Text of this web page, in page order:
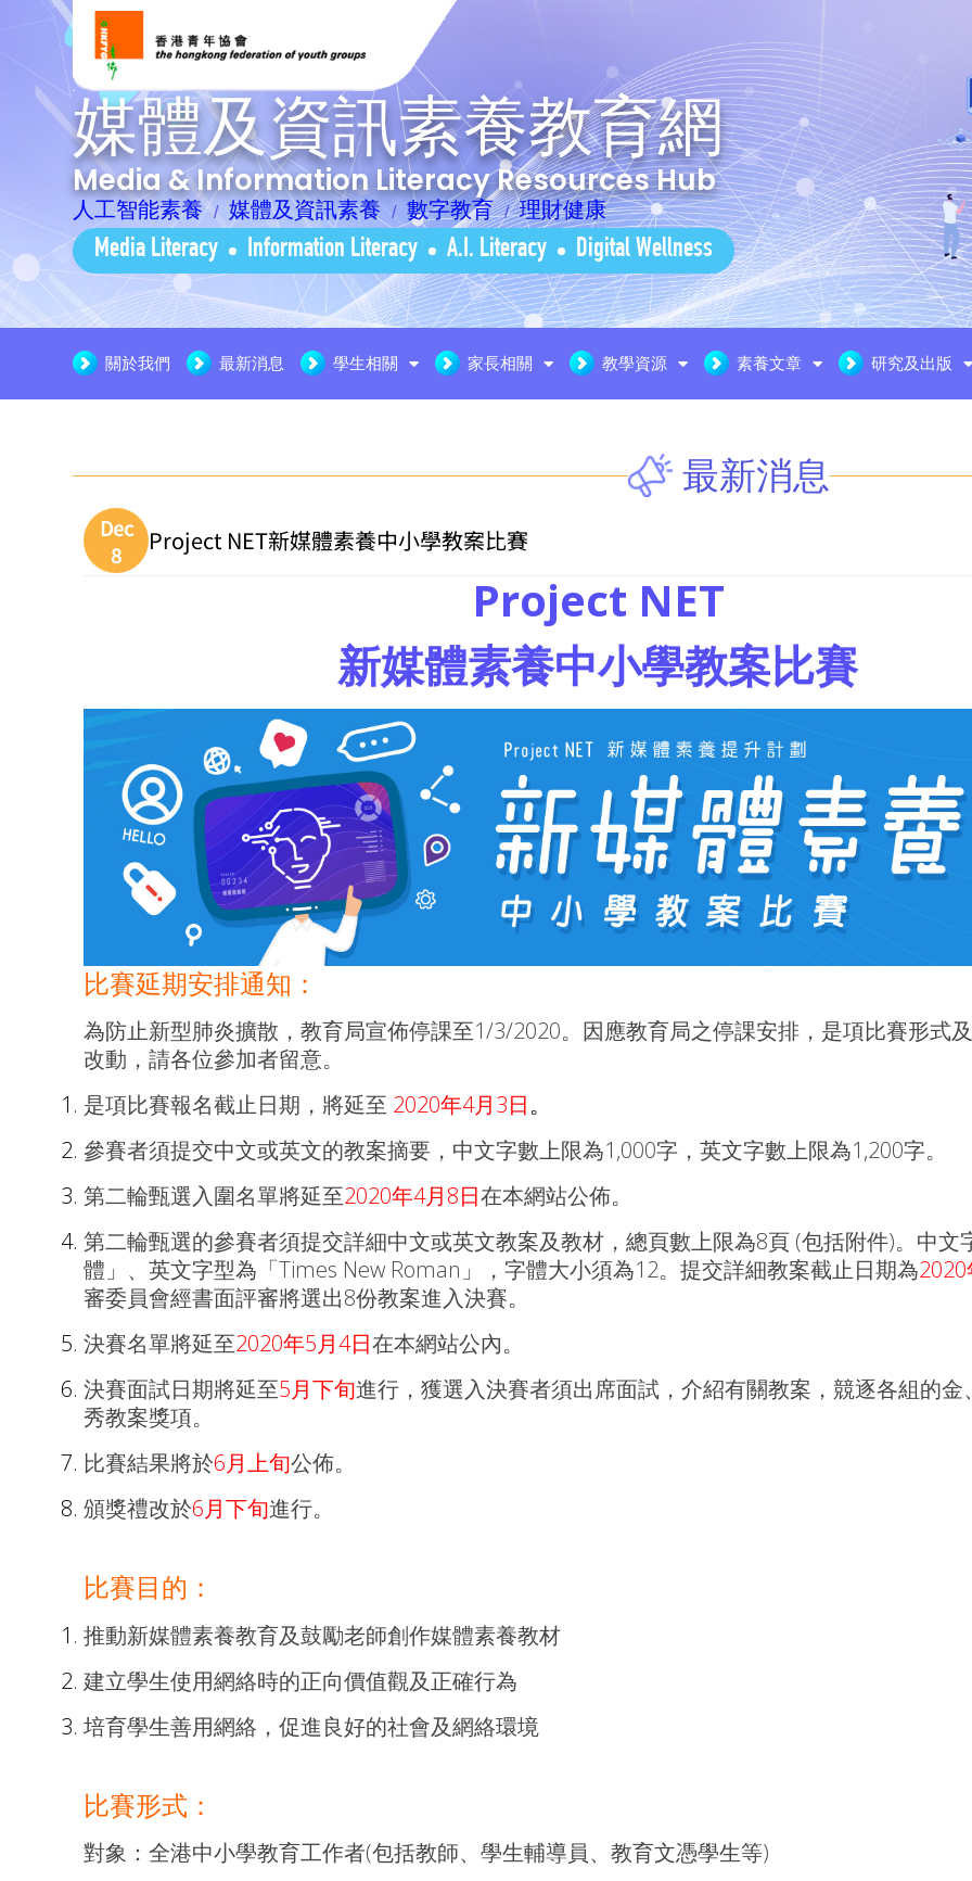
媒體及資訊素養教育網
Media & Information Literacy Resources Hub
人工智能素養 媒體及資訊素養 數字教育 理財健康
Media Literacy Information Literacy A.I. Literacy Digital Wellness
關於我們 最新消息 學生相關 家長相關 教學資源 素養文章 研究及出版
最新消息
Dec
8
Project NET新媒體素養中小學教案比賽
Project NET
新媒體素養中小學教案比賽
比賽延期安排通知 ：
為防止新型肺炎擴散，教育局宣佈停課至1/3/2020。因應教育局之停課安排，是項比賽形式
改動，請各位參加者留意。
是項比賽報名截止日期，將延至 2020年4月3日。
參賽者須提交中文或英文的教案摘要，中文字數上限為1,000字，英文字數上限為1,200字。
第二輪甄選入圍名單將延至2020年4月8日在本網站公佈。
第二輪甄選的參賽者須提交詳細中文或英文教案及教材，總頁數上限為8頁 (包括附件)。中文
體」、英文字型為「Times New Roman」，字體大小須為12。提交詳細教案截止日期為
審委員會經書面評審將選出8份教案進入決賽。
決賽名單將延至2020年5月4日在本網站公內。
決賽面試日期將延至5月下旬進行，獲選入決賽者須出席面試，介紹有關教案，競逐各組的金
秀教案獎項。
比賽結果將於6月上旬公佈。
頒獎禮改於6月下旬進行。
比賽目的：
推動新媒體素養教育及鼓勵老師創作媒體素養教材
建立學生使用網絡時的正向價值觀及正確行為
培育學生善用網絡，促進良好的社會及網絡環境
比賽形式：
對象：全港中小學教育工作者(包括教師、學生輔導員、教育文憑學生等)